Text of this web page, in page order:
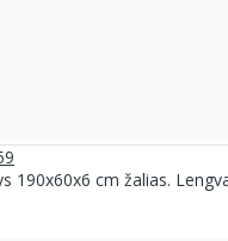
190x60x6 cm žalias.